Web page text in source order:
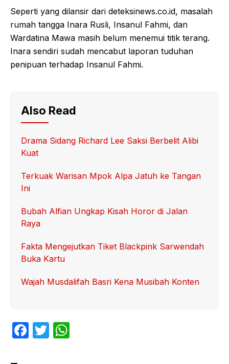
Seperti yang dilansir dari deteksinews.co.id, masalah
rumah tangga Inara Rusli, Insanul Fahmi, dan
Wardatina Mawa masih belum menemui titik terang.
Inara sendiri sudah mencabut laporan tuduhan
penipuan terhadap Insanul Fahmi.
Also Read
Drama Sidang Richard Lee Saksi Berbelit Alibi
Kuat
Terkuak Warisan Mpok Alpa Jatuh ke Tangan
Ini
Bubah Alfian Ungkap Kisah Horor di Jalan
Raya
Fakta Mengejutkan Tiket Blackpink Sarwendah
Buka Kartu
Wajah Musdalifah Basri Kena Musibah Konten
F
T